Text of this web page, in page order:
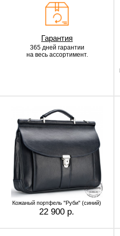
Гарантия
365 дней гарантии
на весь ассортимент.
Кожаный портфель "Руби" (синий)
22 900 р.